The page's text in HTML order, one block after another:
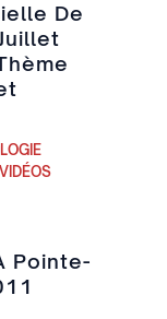
De
VIDÉOS
Pointe-